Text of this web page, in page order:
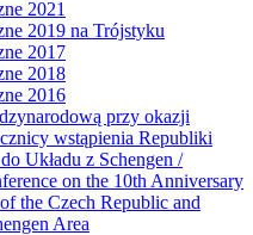
2021
2019 na Trójstyku
2017
2018
2016
przy okazji
wstąpienia Republiki
Układu z Schengen /
on the 10th Anniversary
the Czech Republic and
Area